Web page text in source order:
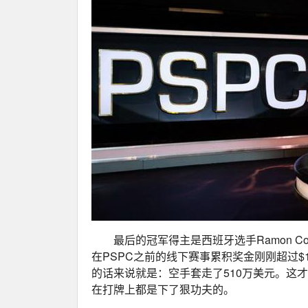
最后的冠军得主是西班牙选手Ramon
在PSPC之前的线下赛事累积奖金刚刚超过
的话来说就是：空手套走了510万美元。这
在打牌上都是下了狠功夫的。